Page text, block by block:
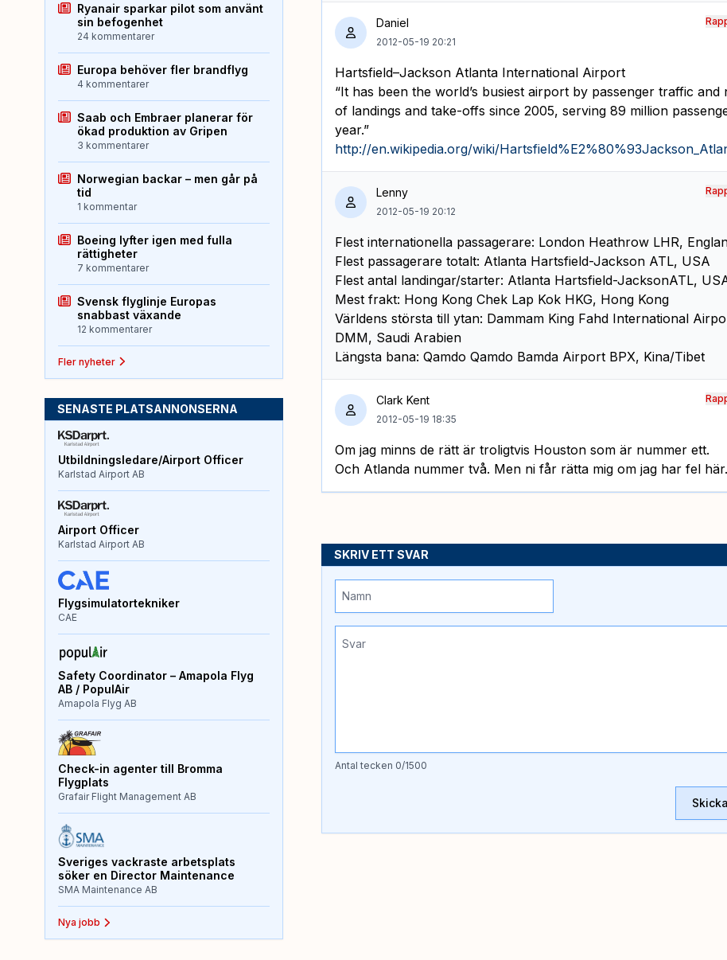
Daniel
2012-05-19 20:21
Hartsfield–Jackson Atlanta International Airport
“It has been the world’s busiest airport by passenger traffic and
of landings and take-offs since 2005, serving 89 million
year.”
http://en.wikipedia.org/wiki/
Lenny
2012-05-19 20:12
Flest internationella passagerare: London Heathrow LHR,
Flest passagerare totalt: Atlanta Hartsfield-Jackson ATL, USA
Flest antal landingar/starter: Atlanta Hartsfield-JacksonATL,
Mest frakt: Hong Kong Chek Lap Kok HKG, Hong Kong
Världens största till ytan: Dammam King Fahd International
DMM, Saudi Arabien
Längsta bana: Qamdo Qamdo Bamda Airport BPX, Kina/Tibet
Clark Kent
2012-05-19 18:35
Om jag minns de rätt är troligtvis Houston som är nummer ett.
Och Atlanda nummer två. Men ni får rätta mig om jag har fel här.
SKRIV ETT SVAR
Antal tecken 0/1500
Ryanair sparkar pilot som använt
sin befogenhet
24 kommentarer
Europa behöver fler brandflyg
4 kommentarer
Saab och Embraer planerar för
ökad produktion av Gripen
3 kommentarer
Norwegian backar – men går på
tid
1 kommentar
Boeing lyfter igen med fulla
rättigheter
7 kommentarer
Svensk flyglinje Europas
snabbast växande
12 kommentarer
Fler nyheter
SENASTE PLATSANNONSERNA
Utbildningsledare/Airport Officer
Karlstad Airport AB
Airport Officer
Karlstad Airport AB
Flygsimulatortekniker
CAE
Safety Coordinator – Amapola Flyg
AB / PopulAir
Amapola Flyg AB
Check-in agenter till Bromma
Flygplats
Grafair Flight Management AB
Sveriges vackraste arbetsplats
söker en Director Maintenance
SMA Maintenance AB
Nya jobb